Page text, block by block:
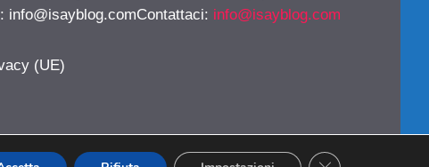
info@isayblog.comContattaci: info@isayblog.com
(UE)
CLOSE GDPR